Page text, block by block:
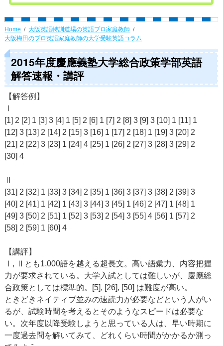
Home
大阪英語特訓道場の英語プロ家庭教師
大阪梅田のプロ英語家庭教師の大学受験英語コラム
2015年度慶應義塾大学総合政策学部英語
解答速報・講評
【解答例】
Ⅰ
[1] 2 [2] 1 [3] 3 [4] 1 [5] 2 [6] 1 [7] 2 [8] 3 [9] 3 [10] 1 [11] 1
[12] 3 [13] 2 [14] 2 [15] 3 [16] 1 [17] 2 [18] 1 [19] 3 [20] 2
[21] 2 [22] 3 [23] 1 [24] 4 [25] 1 [26] 2 [27] 3 [28] 3 [29] 2
[30] 4
Ⅱ
[31] 2 [32] 1 [33] 3 [34] 2 [35] 1 [36] 3 [37] 3 [38] 2 [39] 3
[40] 2 [41] 1 [42] 1 [43] 3 [44] 3 [45] 1 [46] 2 [47] 1 [48] 1
[49] 3 [50] 2 [51] 1 [52] 3 [53] 2 [54] 3 [55] 4 [56] 1 [57] 2
[58] 2 [59] 1 [60] 4
【講評】
Ⅰ, Ⅱとも1,000語を越える超長文。高い語彙力、内容把握
力が要求されている。大学入試としては難しいが、慶應総
合政策としては標準的。[5], [26], [50] は難度が高い。
ときどきネイティブ並みの速読力が必要などという人がい
るが、試験時間を考えるとそのようなスピードは必要な
い。次年度以降受験しようと思っている人は、早い時期に
一度過去問を解いてみて、どれくらい時間がかかるか測っ